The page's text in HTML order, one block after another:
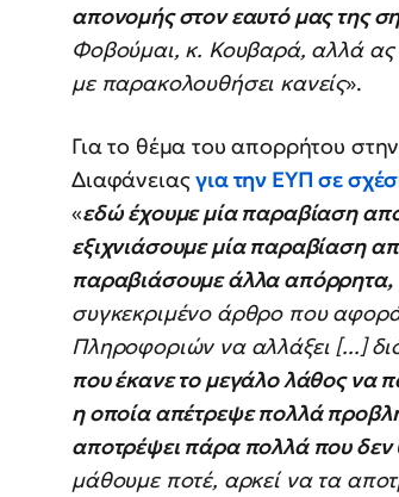
απονομής στον εαυτό μας της
Φοβούμαι, κ. Κουβαρά, αλλά ας
με παρακολουθήσει κανείς».
Για το θέμα του απορρήτου
Διαφάνειαςγια την ΕΥΠ σε
«εδώ έχουμε μία παραβίαση
εξιχνιάσουμε μία παραβίαση
παραβιάσουμε άλλα απόρρητα,
συγκεκριμένο άρθρο που αφορά
Πληροφοριών να αλλάξει [...]
που έκανε το μεγάλο λάθος να
η οποία απέτρεψε πολλά
αποτρέψει πάρα πολλά που δεν
μάθουμε ποτέ, αρκεί να τα